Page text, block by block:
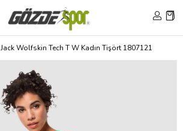
Jack Wolfskin Tech T W Kadın Tişört 1807121